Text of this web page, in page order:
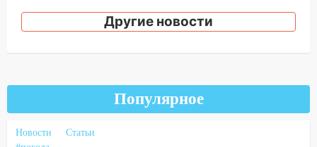
16:26 В Ульяновске бесплатно покажут
разработают отечественный прибор для
цифровой ПЦР
15:47
Ульяновцы могут вернуть деньги
за абонементы закрывшегося фитнес-
Другие новости
Популярное
Новости
Статьи